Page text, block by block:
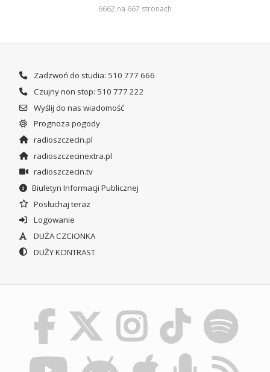
6662 na 667 stronach
Zadzwoń do studia: 510 777 666
Czujny non stop: 510 777 222
Wyślij do nas wiadomość
Prognoza pogody
radioszczecin.pl
radioszczecinextra.pl
radioszczecin.tv
Biuletyn Informacji Publicznej
Posłuchaj teraz
Logowanie
DUŻA CZCIONKA
DUŻY KONTRAST